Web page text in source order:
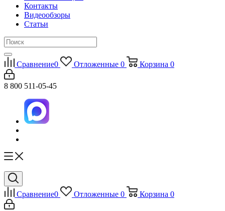
Контакты
Видеообзоры
Статьи
Сравнение0 Отложенные 0 Корзина 0
8 800 511-05-45
Сравнение0 Отложенные 0 Корзина 0